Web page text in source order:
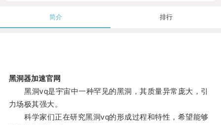
简介 排行
黑洞器加速官网
黑洞vq是宇宙中一种罕见的黑洞，其质量异常庞大，引
力场极其强大。
科学家们正在研究黑洞vq的形成过程和特性，希望能够